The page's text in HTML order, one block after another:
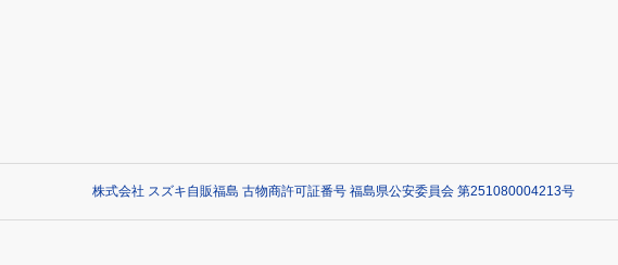
株式会社 スズキ自販福島 古物商許可証番号 福島県公安委員会 第251080004213号